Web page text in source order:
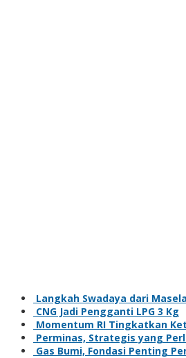
Langkah Swadaya dari Masela
CNG Jadi Pengganti LPG 3 Kg
Momentum RI Tingkatkan
Perminas, Strategis yang
Gas Bumi, Fondasi Penting